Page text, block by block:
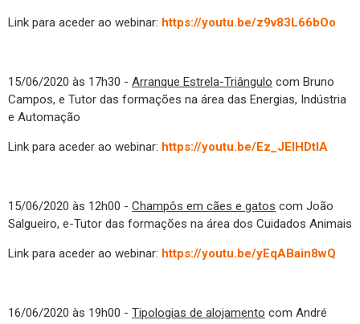
Link para aceder ao webinar: https://youtu.be/z9v83L66bOo
15/06/2020 às 17h30 - Arranque Estrela-Triângulo com Bruno
Campos, e Tutor das formações na área das Energias, Indústria
e Automação
Link para aceder ao webinar: https://youtu.be/Ez_JEIHDtIA
15/06/2020 às 12h00 - Champôs em cães e gatos com João
Salgueiro, e-Tutor das formações na área dos Cuidados Animais
Link para aceder ao webinar: https://youtu.be/yEqABain8wQ
16/06/2020 às 19h00 - Tipologias de alojamento com André